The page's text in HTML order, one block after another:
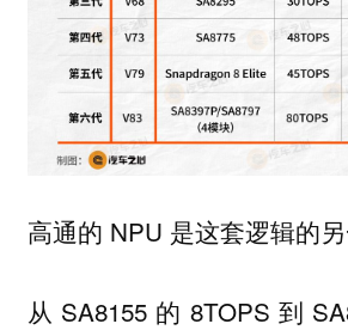
高通的 NPU 是这套逻辑的另
从 SA8155 的 8TOPS 到